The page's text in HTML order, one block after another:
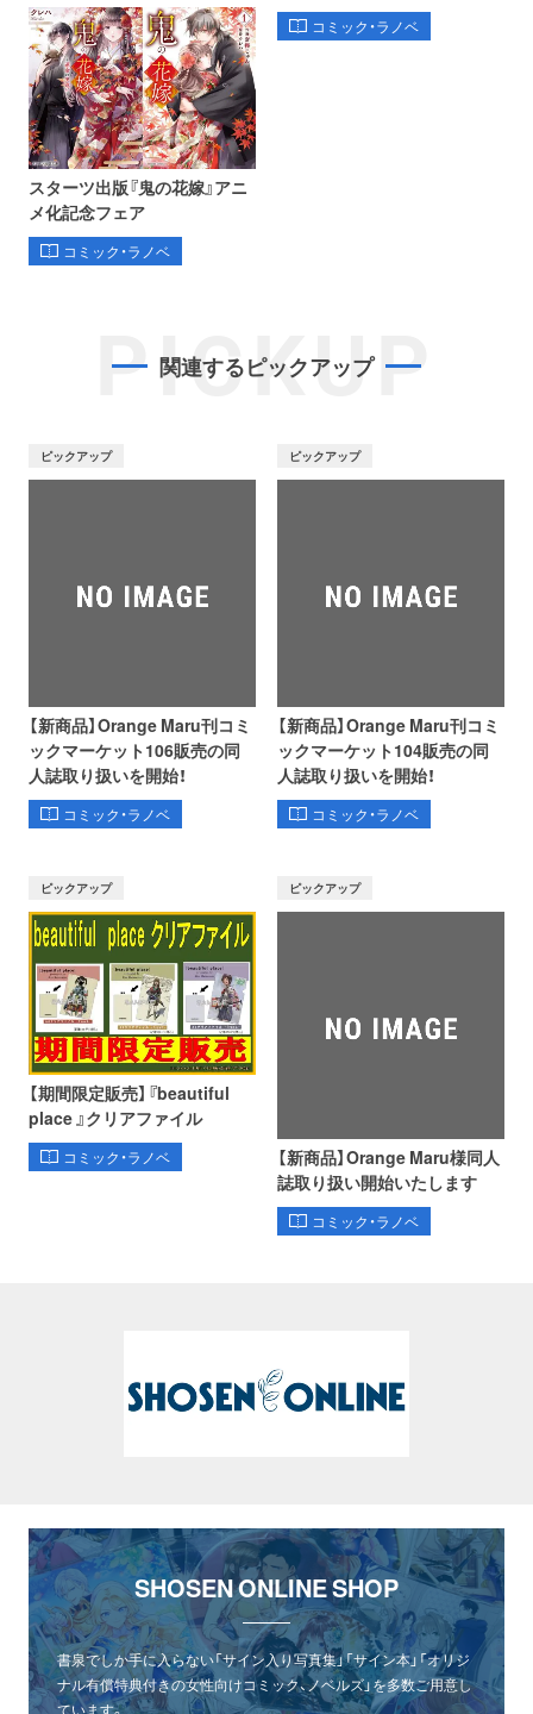
スターツ出版『鬼の花嫁』アニ
メ化記念フェア
コミック・ラノベ
コミック・ラノベ
PICKUP
関連するピックアップ
ピックアップ
【新商品】Orange Maru刊コミ
ックマーケット106販売の同
人誌取り扱いを開始！
コミック・ラノベ
ピックアップ
【新商品】Orange Maru刊コミ
ックマーケット104販売の同
人誌取り扱いを開始！
コミック・ラノベ
ピックアップ
【期間限定販売】『beautiful
place 』クリアファイル
コミック・ラノベ
ピックアップ
【新商品】Orange Maru様同人
誌取り扱い開始いたします
コミック・ラノベ
SHOSEN ONLINE SHOP
書泉でしか手に入らない「サイン入り写真集」「サイン本」「オリジ
ナル有償特典付きの女性向けコミック、ノベルズ」を多数ご用意し
ています。